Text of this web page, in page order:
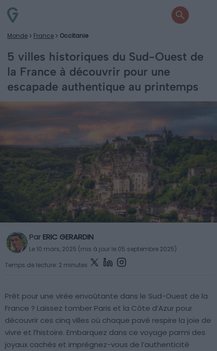
Monde France Occitanie
5 villes historiques du Sud-Ouest de
la France à découvrir pour une
escapade authentique au printemps
Par ERIC GERARDIN
Le 10 mars, 2025 (mis à jour le 05 septembre 2025)
Temps de lecture: 2 minutes
Prêt pour une virée envoûtante dans le Sud-Ouest de la
France ? Laissez tomber Paris et la Côte d’Azur pour
découvrir ces cinq villes où chaque pavé respire la joie de
vivre et l’histoire. Embarquez dans ce voyage parmi des
joyaux cachés et imprégnez-vous de l’authenticité